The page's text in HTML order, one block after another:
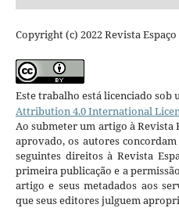
Copyright (c) 2022 Revista
Este trabalho está licenciado sob
Attribution 4.0 International
Ao submeter um artigo à Revista
aprovado, os autores
seguintes direitos à Revista
primeira publicação e a
artigo e seus metadados aos
que seus editores julguem